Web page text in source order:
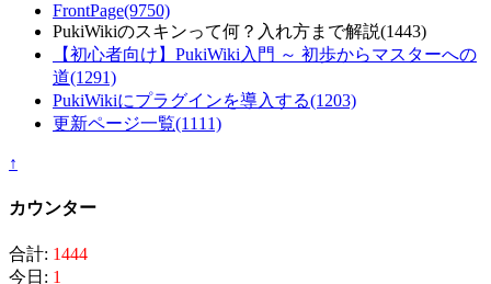
FrontPage(9750)
PukiWikiのスキンって何？入れ方まで解説(1443)
【初心者向け】PukiWiki入門 ～ 初歩からマスターへの
道(1291)
PukiWikiにプラグインを導入する(1203)
更新ページ一覧(1111)
↑
カウンター
合計: 1444
今日: 1